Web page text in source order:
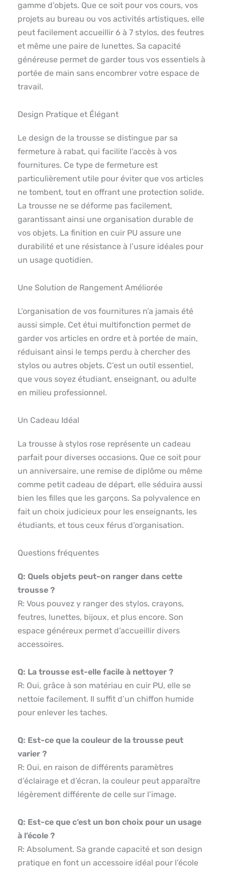
gamme d’objets. Que ce soit pour vos cours, vos
projets au bureau ou vos activités artistiques, elle
peut facilement accueillir 6 à 7 stylos, des feutres
et même une paire de lunettes. Sa capacité
généreuse permet de garder tous vos essentiels à
portée de main sans encombrer votre espace de
travail.
Design Pratique et Élégant
Le design de la trousse se distingue par sa
fermeture à rabat, qui facilite l’accès à vos
fournitures. Ce type de fermeture est
particulièrement utile pour éviter que vos articles
ne tombent, tout en offrant une protection solide.
La trousse ne se déforme pas facilement,
garantissant ainsi une organisation durable de
vos objets. La finition en cuir PU assure une
durabilité et une résistance à l’usure idéales pour
un usage quotidien.
Une Solution de Rangement Améliorée
L’organisation de vos fournitures n’a jamais été
aussi simple. Cet étui multifonction permet de
garder vos articles en ordre et à portée de main,
réduisant ainsi le temps perdu à chercher des
stylos ou autres objets. C’est un outil essentiel,
que vous soyez étudiant, enseignant, ou adulte
en milieu professionnel.
Un Cadeau Idéal
La trousse à stylos rose représente un cadeau
parfait pour diverses occasions. Que ce soit pour
un anniversaire, une remise de diplôme ou même
comme petit cadeau de départ, elle séduira aussi
bien les filles que les garçons. Sa polyvalence en
fait un choix judicieux pour les enseignants, les
étudiants, et tous ceux férus d’organisation.
Questions fréquentes
Q: Quels objets peut-on ranger dans cette
trousse ?
R: Vous pouvez y ranger des stylos, crayons,
feutres, lunettes, bijoux, et plus encore. Son
espace généreux permet d’accueillir divers
accessoires.
Q: La trousse est-elle facile à nettoyer ?
R: Oui, grâce à son matériau en cuir PU, elle se
nettoie facilement. Il suffit d’un chiffon humide
pour enlever les taches.
Q: Est-ce que la couleur de la trousse peut
varier ?
R: Oui, en raison de différents paramètres
d’éclairage et d’écran, la couleur peut apparaître
légèrement différente de celle sur l’image.
Q: Est-ce que c’est un bon choix pour un usage
à l’école ?
R: Absolument. Sa grande capacité et son design
pratique en font un accessoire idéal pour l’école